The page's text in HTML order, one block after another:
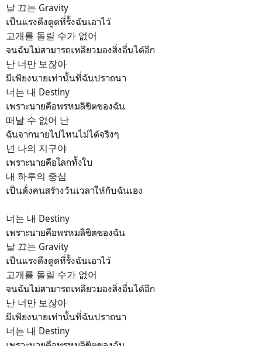
날 끄는 Gravity
เป็นแรงดึงดูดที่รั้งฉันเอาไว้
고개를 돌릴 수가 없어
จนฉันไม่สามารถเหลียวมองสิ่งอื่นได้อีก
난 너만 보잖아
มีเพียงนายเท่านั้นที่ฉันปราถนา
너는 내 Destiny
เพราะนายคือพรหมลิขิตของฉัน
떠날 수 없어 난
ฉันจากนายไปไหนไม่ได้จริงๆ
넌 나의 지구야
เพราะนายคือโลกทั้งใบ
내 하루의 중심
เป็นดั่งคนสร้างวันเวลาให้กับฉันเอง
너는 내 Destiny
เพราะนายคือพรหมลิขิตของฉัน
날 끄는 Gravity
เป็นแรงดึงดูดที่รั้งฉันเอาไว้
고개를 돌릴 수가 없어
จนฉันไม่สามารถเหลียวมองสิ่งอื่นได้อีก
난 너만 보잖아
มีเพียงนายเท่านั้นที่ฉันปราถนา
너는 내 Destiny